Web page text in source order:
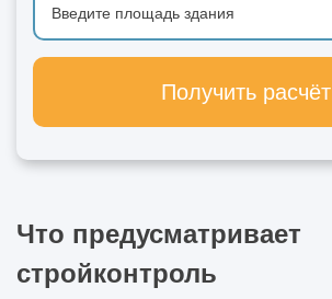
Получить расчёт
Что предусматривает
стройконтроль